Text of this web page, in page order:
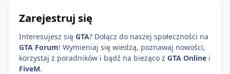
Zarejestruj się
Interesujesz się GTA? Dołącz do naszej społeczności na
GTA Forum! Wymieniaj się wiedzą, poznawaj nowości,
korzystaj z poradników i bądź na bieżąco z GTA Online i
FiveM.